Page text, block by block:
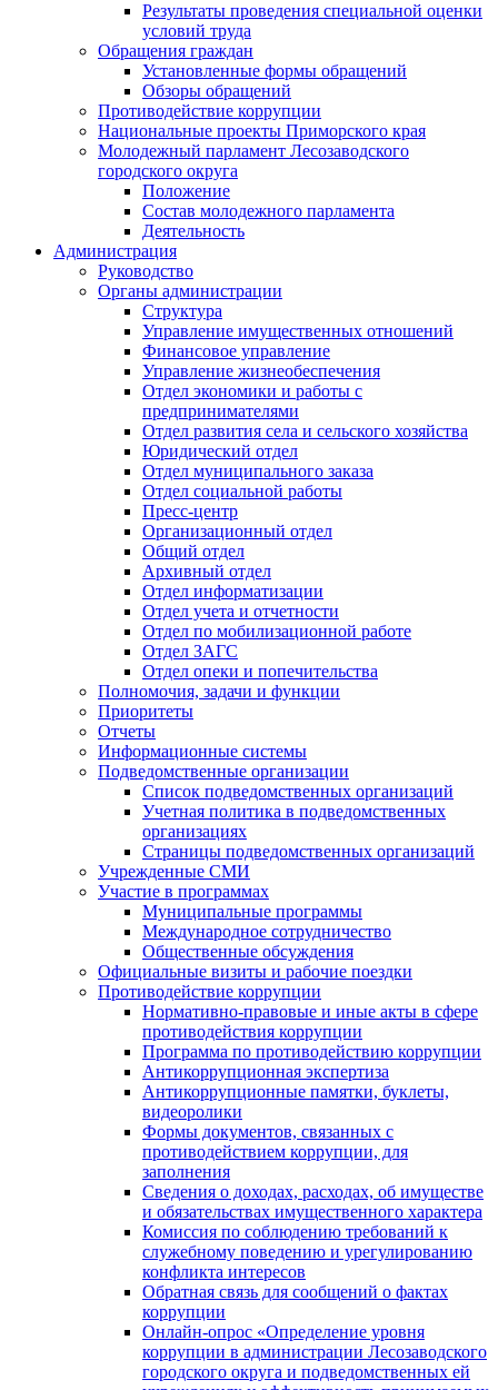
Результаты проведения специальной оценки
условий труда
Обращения граждан
Установленные формы обращений
Обзоры обращений
Противодействие коррупции
Национальные проекты Приморского края
Молодежный парламент Лесозаводского
городского округа
Положение
Состав молодежного парламента
Деятельность
Администрация
Руководство
Органы администрации
Структура
Управление имущественных отношений
Финансовое управление
Управление жизнеобеспечения
Отдел экономики и работы с
предпринимателями
Отдел развития села и сельского хозяйства
Юридический отдел
Отдел муниципального заказа
Отдел социальной работы
Пресс-центр
Организационный отдел
Общий отдел
Архивный отдел
Отдел информатизации
Отдел учета и отчетности
Отдел по мобилизационной работе
Отдел ЗАГС
Отдел опеки и попечительства
Полномочия, задачи и функции
Приоритеты
Отчеты
Информационные системы
Подведомственные организации
Список подведомственных организаций
Учетная политика в подведомственных
организациях
Страницы подведомственных организаций
Учрежденные СМИ
Участие в программах
Муниципальные программы
Международное сотрудничество
Общественные обсуждения
Официальные визиты и рабочие поездки
Противодействие коррупции
Нормативно-правовые и иные акты в сфере
противодействия коррупции
Программа по противодействию коррупции
Антикоррупционная экспертиза
Антикоррупционные памятки, буклеты,
видеоролики
Формы документов, связанных с
противодействием коррупции, для
заполнения
Сведения о доходах, расходах, об имуществе
и обязательствах имущественного характера
Комиссия по соблюдению требований к
служебному поведению и урегулированию
конфликта интересов
Обратная связь для сообщений о фактах
коррупции
Онлайн-опрос «Определение уровня
коррупции в администрации Лесозаводского
городского округа и подведомственных ей